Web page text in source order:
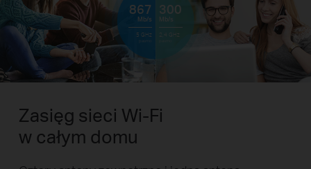
867
Mb/s
5 GHz
300
Mb/s
2,4 GHz
Zasięg sieci Wi-Fi
w całym domu